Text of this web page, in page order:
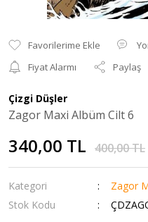
Fiyat Alarmı
Paylaş
Çizgi Düşler
Zagor Maxi Albüm Cilt 6
340,00 TL 400,00 TL
Kategori Zagor
Stok Kodu